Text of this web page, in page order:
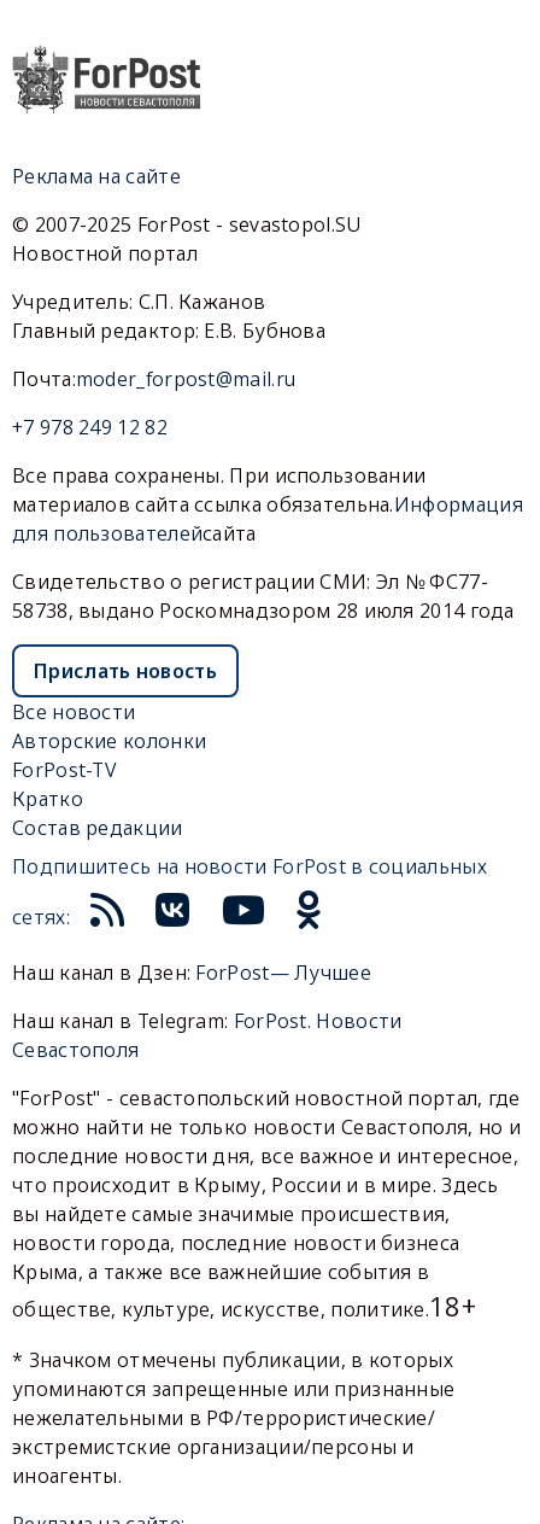
Реклама на сайте
© 2007-2025 ForPost - sevastopol.SU
Новостной портал
Учредитель: С.П. Кажанов
Главный редактор: Е.В. Бубнова
Почта:moder_forpost@mail.ru
+7 978 249 12 82
Все права сохранены. При использовании
материалов сайта ссылка обязательна.Информация
для пользователейсайта
Свидетельство о регистрации СМИ: Эл № ФС77-
58738, выдано Роскомнадзором 28 июля 2014 года
Прислать новость
Все новости
Авторские колонки
ForPost-TV
Кратко
Состав редакции
Подпишитесь на новости ForPost в социальных
сетях:
Наш канал в Дзен: ForPost— Лучшее
Наш канал в Telegram: ForPost. Новости
Севастополя
"ForPost" - севастопольский новостной портал, где
можно найти не только новости Севастополя, но и
последние новости дня, все важное и интересное,
что происходит в Крыму, России и в мире. Здесь
вы найдете самые значимые происшествия,
новости города, последние новости бизнеса
Крыма, а также все важнейшие события в
обществе, культуре, искусстве, политике.18+
* Значком отмечены публикации, в которых
упоминаются запрещенные или признанные
нежелательными в РФ/террористические/
экстремистские организации/персоны и
иноагенты.